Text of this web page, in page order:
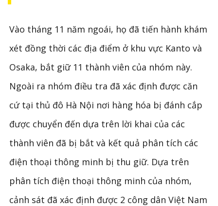
Vào tháng 11 năm ngoái, họ đã tiến hành khám
xét đồng thời các địa điểm ở khu vực Kanto và
Osaka, bắt giữ 11 thành viên của nhóm này.
Ngoài ra nhóm điều tra đã xác định được căn
cứ tại thủ đô Hà Nội nơi hàng hóa bị đánh cắp
được chuyển đến dựa trên lời khai của các
thành viên đã bị bắt và kết quả phân tích các
điện thoại thông minh bị thu giữ. Dựa trên
phân tích điện thoại thông minh của nhóm,
cảnh sát đã xác định được 2 công dân Việt Nam